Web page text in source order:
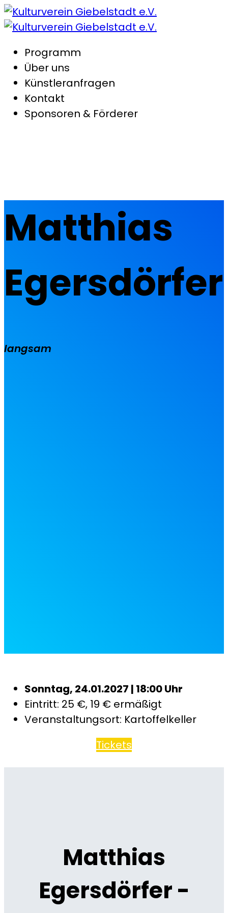
Programm
Über uns
Künstleranfragen
Kontakt
Sponsoren & Förderer
Matthias
Egersdörfer
langsam
Sonntag, 24.01.2027 | 18:00 Uhr
Eintritt: 25 €, 19 € ermäßigt
Veranstaltungsort: Kartoffelkeller
Tickets
Matthias
Egersdörfer -